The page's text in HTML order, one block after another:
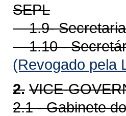
SEPL
1.9- Secretaria
1.10 -
(Revogado pela
2. VICE-
2.1 - Gabinete